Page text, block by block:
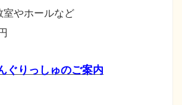
室やホールなど
ぐりっしゅのご案内